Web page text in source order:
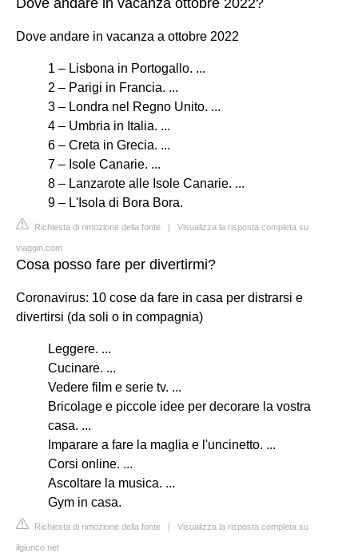
Dove andare in vacanza a ottobre 2022
1 – Lisbona in Portogallo. ...
2 – Parigi in Francia. ...
3 – Londra nel Regno Unito. ...
4 – Umbria in Italia. ...
6 – Creta in Grecia. ...
7 – Isole Canarie. ...
8 – Lanzarote alle Isole Canarie. ...
9 – L'Isola di Bora Bora.
Richiesta di rimozione della fonte | Visualizza la risposta completa su
viaggin.com
Cosa posso fare per divertirmi?
Coronavirus: 10 cose da fare in casa per distrarsi e
divertirsi (da soli o in compagnia)
Leggere. ...
Cucinare. ...
Vedere film e serie tv. ...
Bricolage e piccole idee per decorare la vostra
casa. ...
Imparare a fare la maglia e l'uncinetto. ...
Corsi online. ...
Ascoltare la musica. ...
Gym in casa.
Richiesta di rimozione della fonte | Visualizza la risposta completa su
ilgiunco.net